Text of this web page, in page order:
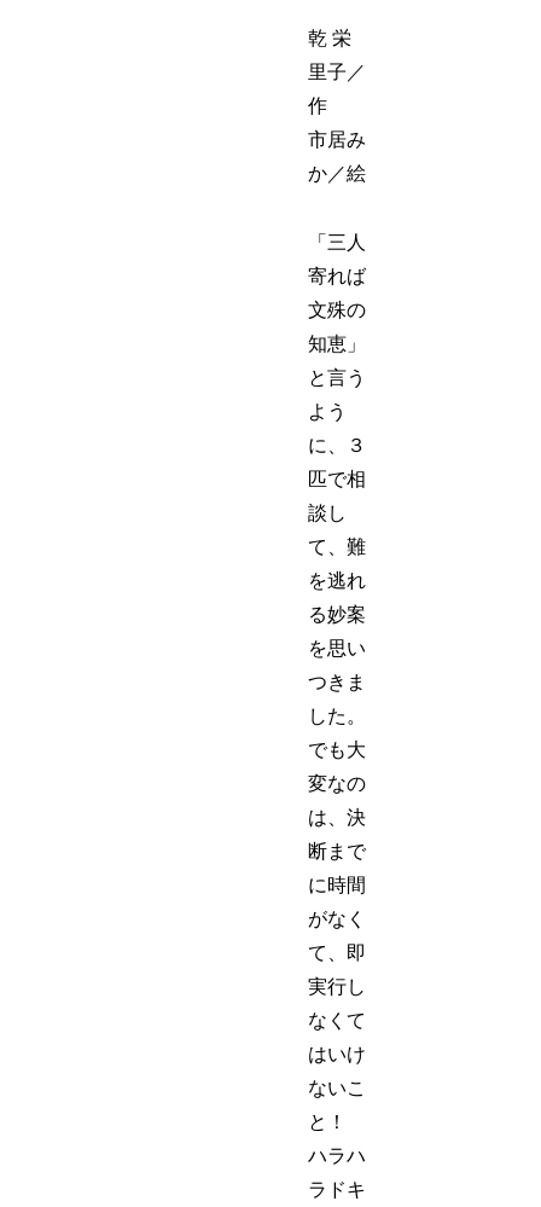
乾 栄
里子／
作
市居み
か／絵
「三人
寄れば
文殊の
知恵」
と言う
よう
に、３
匹で相
談し
て、難
を逃れ
る妙案
を思い
つきま
した。
でも大
変なの
は、決
断まで
に時間
がなく
て、即
実行し
なくて
はいけ
ないこ
と！
ハラハ
ラドキ